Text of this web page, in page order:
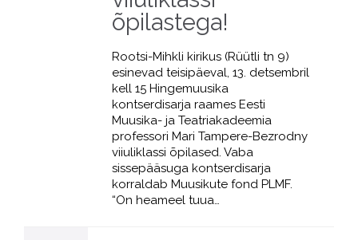
õpilastega!
Rootsi-Mihkli kirikus (Rüütli tn 9)
esinevad teisipäeval, 13. detsembril
kell 15 Hingemuusika
kontserdisarja raames Eesti
Muusika- ja Teatriakadeemia
professori Mari Tampere-Bezrodny
viiuliklassi õpilased. Vaba
sissepääsuga kontserdisarja
korraldab Muusikute fond PLMF.
“On heameel tuua…